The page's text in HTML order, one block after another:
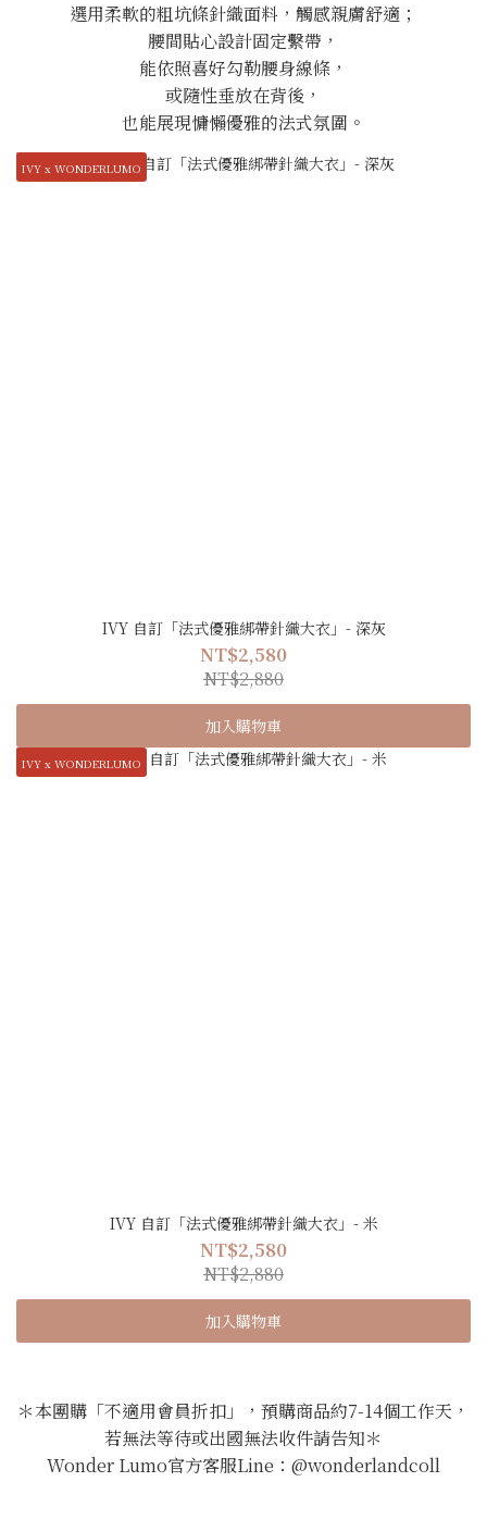
選用柔軟的粗坑條針織面料，觸感親膚舒適；
腰間貼心設計固定繫帶，
能依照喜好勾勒腰身線條，
或隨性垂放在背後，
也能展現慵懶優雅的法式氛圍。
IVY x WONDERLUMO
IVY 自訂「法式優雅綁帶針織大衣」- 深灰
NT$2,580
NT$2,880
加入購物車
IVY x WONDERLUMO
IVY 自訂「法式優雅綁帶針織大衣」- 米
NT$2,580
NT$2,880
加入購物車
＊本團購「不適用會員折扣」，預購商品約7-14個工作天，
若無法等待或出國無法收件請告知＊
Wonder Lumo官方客服Line：@wonderlandcoll